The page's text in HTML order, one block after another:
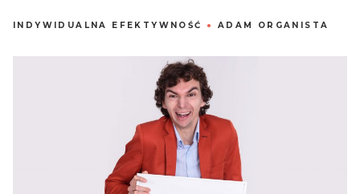
INDYWIDUALNA EFEKTYWNOŚĆ ● ADAM ORGANISTA